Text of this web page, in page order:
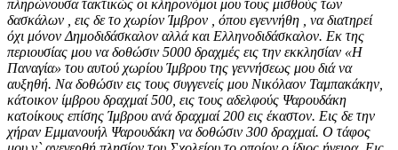
πληρώνουσα τακτικώς οι κληρονόμοι μου τους μισθούς των
δασκάλων , εις δε το χωρίον Ίμβρον , όπου εγεννήθη , να διατηρεί
όχι μόνον Δημοδιδάσκαλον αλλά και Ελληνοδιδάσκαλον. Εκ της
περιουσίας μου να δοθώσιν 5000 δραχμές εις την εκκλησίαν «Η
Παναγία» του αυτού χωρίου Ίμβρου της γεννήσεως μου διά να
αυξηθή. Να δοθώσιν εις τους συγγενείς μου Νικόλαον Ταμπακάκην,
κάτοικον ίμβρου δραχμαί 500, εις τους αδελφούς Ψαρουδάκη
κατοίκους επίσης Ίμβρου ανά δραχμαί 200 εις έκαστον. Εις δε την
χήραν Εμμανουήλ Ψαρουδάκη να δοθώσιν 300 δραχμαί. Ο τάφος